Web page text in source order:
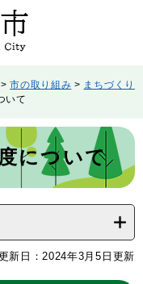
>市の取り組み > まちづくり
いて
について
新日：2024年3月5日更新